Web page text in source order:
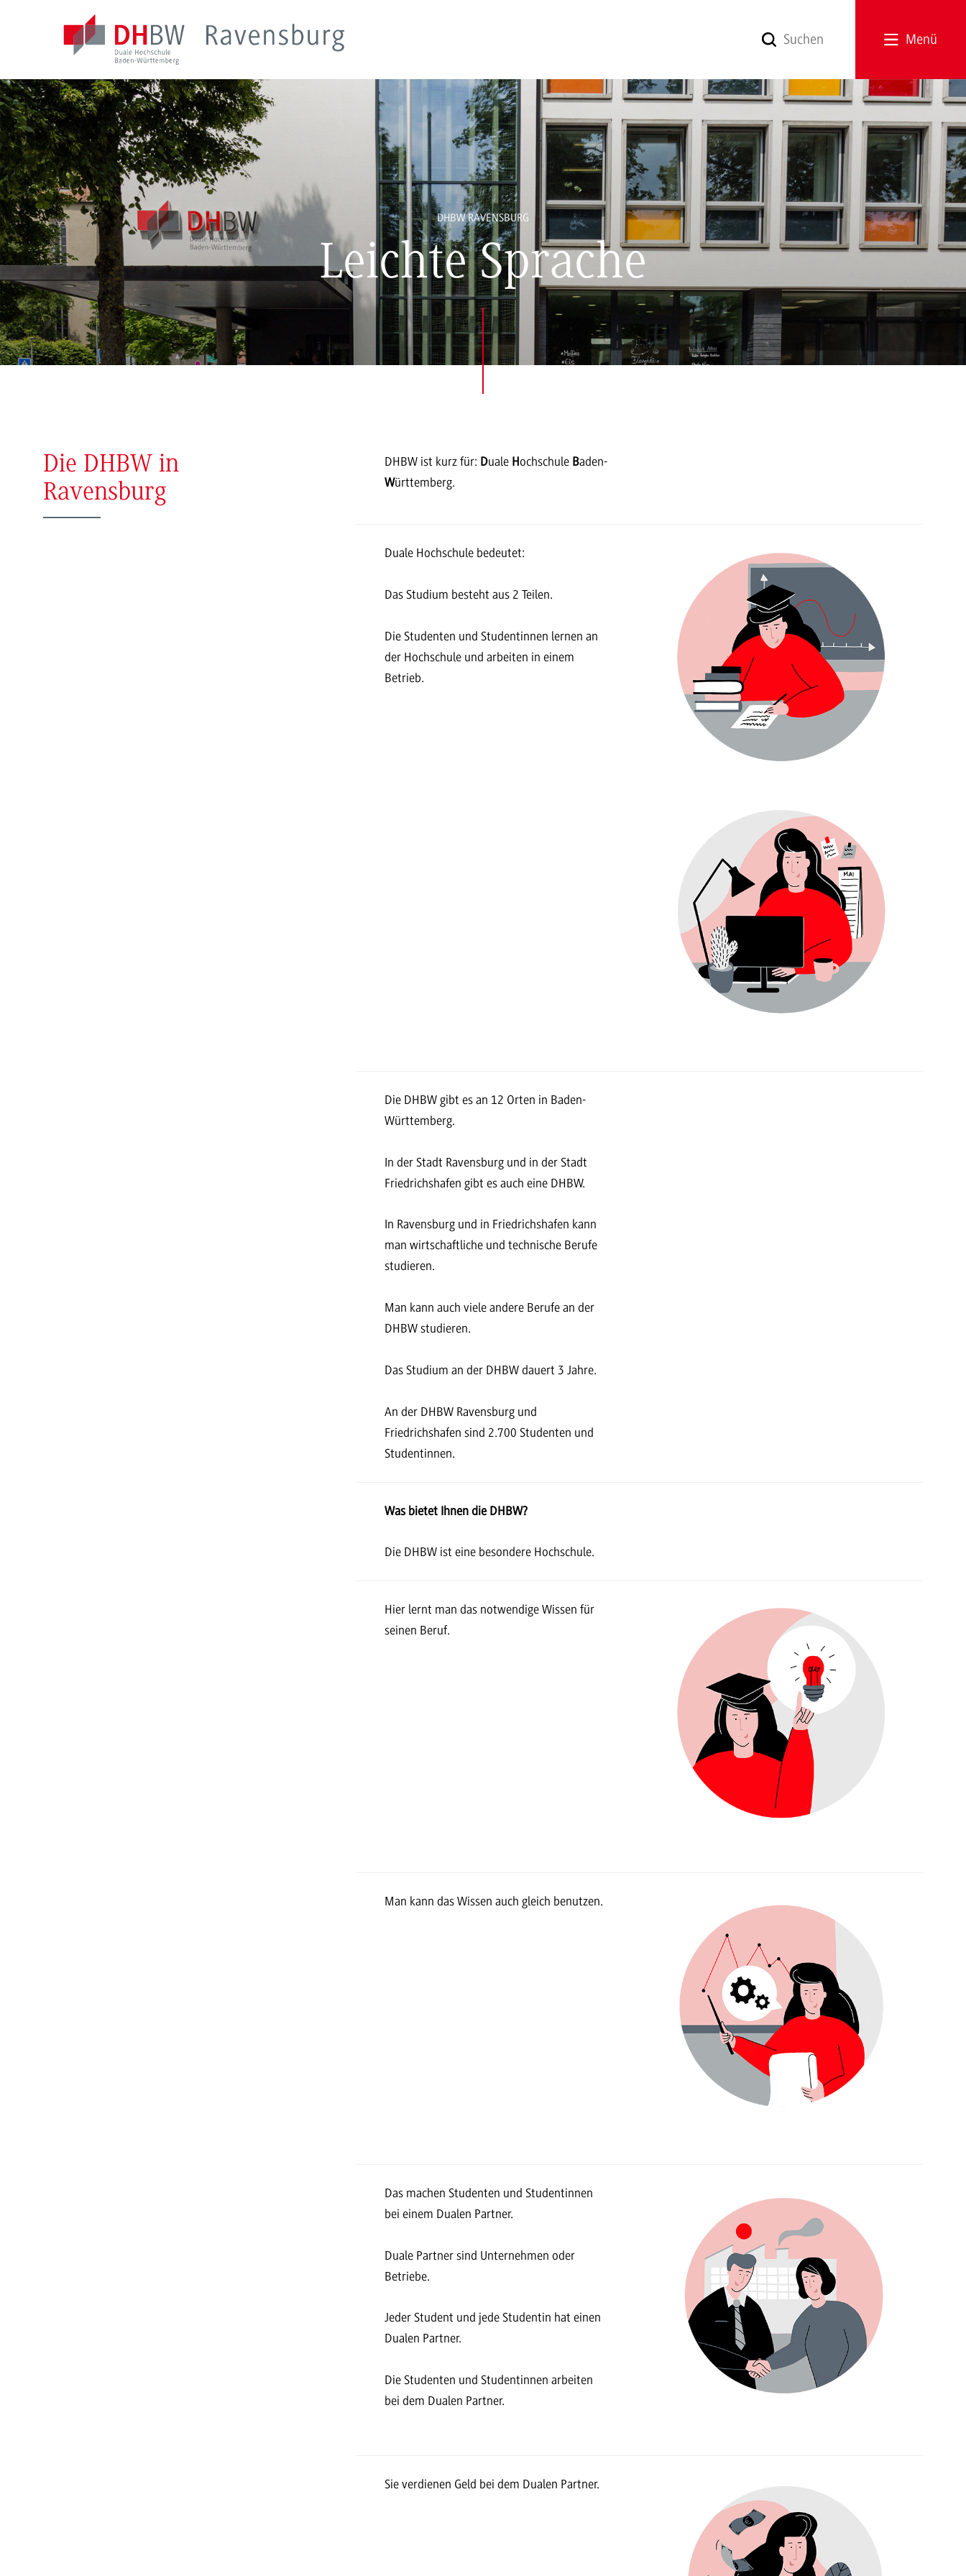
Menü
DHBW RAVENSBURG
Leichte Sprache
Die DHBW in
Ravensburg
DHBW ist kurz für: Duale Hochschule Baden-
Württemberg.
Duale Hochschule bedeutet:
Das Studium besteht aus 2 Teilen.
Die Studenten und Studentinnen lernen an
der Hochschule und arbeiten in einem
Betrieb.
Die DHBW gibt es an 12 Orten in Baden-
Württemberg.
In der Stadt Ravensburg und in der Stadt
Friedrichshafen gibt es auch eine DHBW.
In Ravensburg und in Friedrichshafen kann
man wirtschaftliche und technische Berufe
studieren.
Man kann auch viele andere Berufe an der
DHBW studieren.
Das Studium an der DHBW dauert 3 Jahre.
An der DHBW Ravensburg und
Friedrichshafen sind 2.700 Studenten und
Studentinnen.
Was bietet Ihnen die DHBW?
Die DHBW ist eine besondere Hochschule.
Hier lernt man das notwendige Wissen für
seinen Beruf.
Man kann das Wissen auch gleich benutzen.
Das machen Studenten und Studentinnen
bei einem Dualen Partner.
Duale Partner sind Unternehmen oder
Betriebe.
Jeder Student und jede Studentin hat einen
Dualen Partner.
Die Studenten und Studentinnen arbeiten
bei dem Dualen Partner.
Sie verdienen Geld bei dem Dualen Partner.